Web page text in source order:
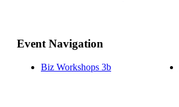
Event Navigation
Biz Workshops 3b